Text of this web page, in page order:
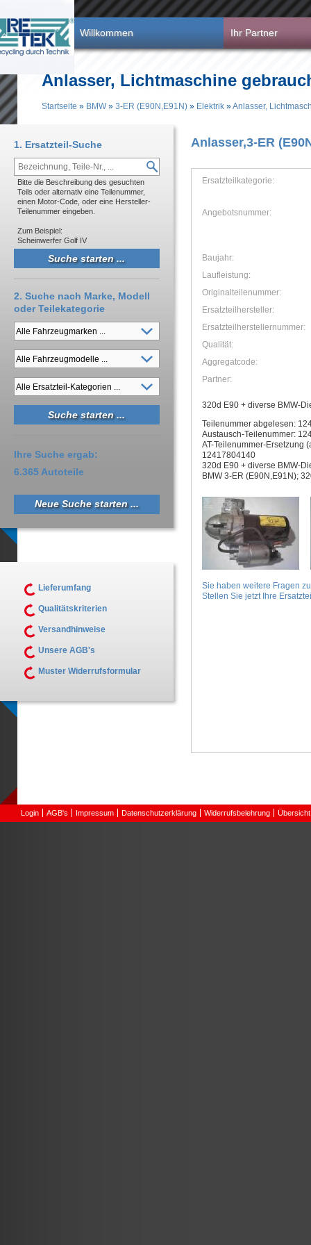
Willkommen Ihr Partner
Anlasser, Lichtmaschine
Startseite » BMW» 3-ER (E90N,E91N) » Elektrik »Anlasser,
Anlasser,3-ER
Ersatzteilkategorie:
Angebotsnummer:
Baujahr:
Laufleistung:
Originalteilenummer:
Ersatzteilhersteller:
Ersatzteilherstellernummer:
Qualität:
Aggregatcode:
Partner:
320d E90 + diverse BMW-
Teilenummer abgelesen:
Austausch-Teilenummer:
AT-Teilenummer-Ersetzung
12417804140
320d E90 + diverse BMW-
BMW 3-ER (E90N,E91N);
Sie haben weitere Fragen
Stellen Sie jetzt Ihre
1. Ersatzteil-Suche
Bitte die Beschreibung des gesuchten
Teils oder alternativ eine Teilenummer,
einen Motor-Code, oder eine Hersteller-
Teilenummer eingeben.
Zum Beispiel:
Scheinwerfer Golf IV
2. Suche nach Marke, Modell
oder Teilekategorie
Ihre Suche ergab:
6.365 Autoteile
Neue Suche starten ...
Lieferumfang
Qualitätskriterien
Versandhinweise
Unsere AGB's
Muster Widerrufsformular
Login AGB's Impressum Datenschutzerklärung Widerrufsbelehrung